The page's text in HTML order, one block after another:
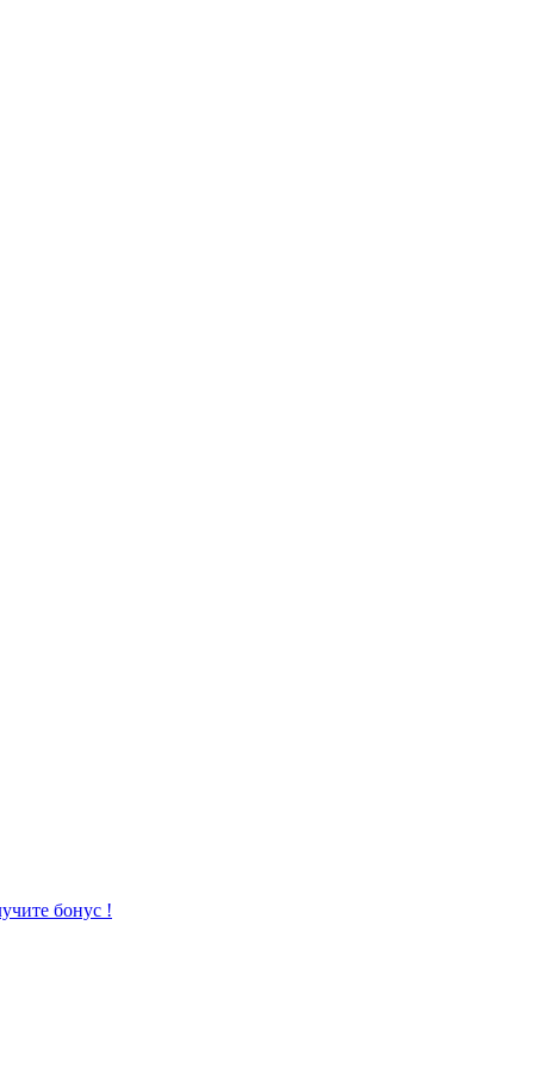
бонус !